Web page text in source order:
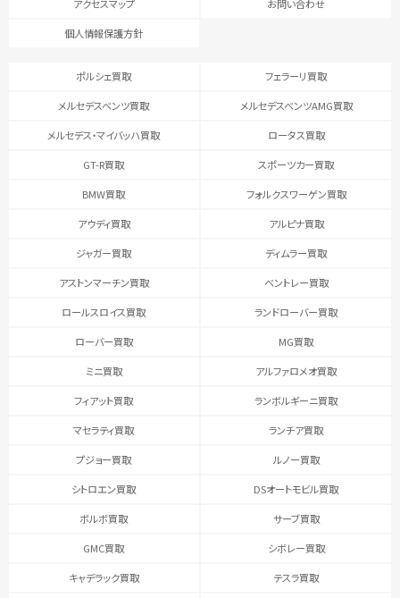
アクセスマップ お問い合わせ
個人情報保護方針
ポルシェ買取 フェラーリ買取
メルセデスベンツ買取 メルセデスベンツAMG買取
メルセデス・マイバッハ買取 ロータス買取
GT-R買取 スポーツカー買取
BMW買取 フォルクスワーゲン買取
アウディ買取 アルピナ買取
ジャガー買取 ディムラー買取
アストンマーチン買取 ベントレー買取
ロールスロイス買取 ランドローバー買取
ローバー買取 MG買取
ミニ買取 アルファロメオ買取
フィアット買取 ランボルギーニ買取
マセラティ買取 ランチア買取
プジョー買取 ルノー買取
シトロエン買取 DSオートモビル買取
ボルボ買取 サーブ買取
GMC買取 シボレー買取
キャデラック買取 テスラ買取